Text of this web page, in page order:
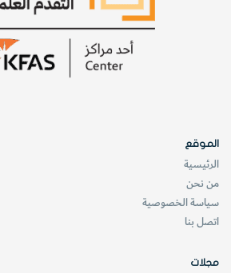
الموقع
الرئيسية
من نحن
سياسة الخصوصية
اتصل بنا
مجلات